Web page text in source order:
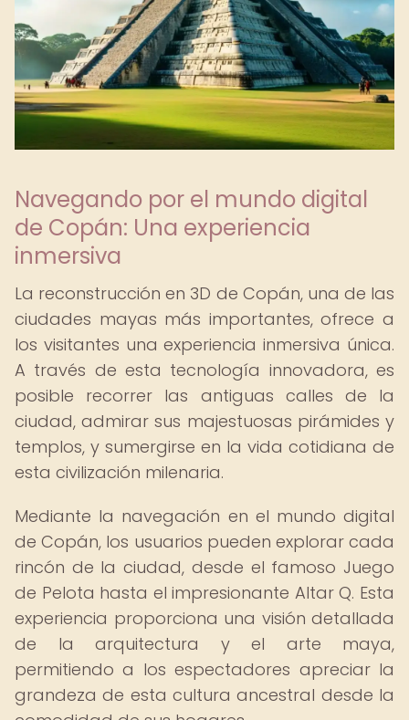
Navegando por el mundo digital
de Copán: Una experiencia
inmersiva
La reconstrucción en 3D de Copán, una de las
ciudades mayas más importantes, ofrece a
los visitantes una experiencia inmersiva única.
A través de esta tecnología innovadora, es
posible recorrer las antiguas calles de la
ciudad, admirar sus majestuosas pirámides y
templos, y sumergirse en la vida cotidiana de
esta civilización milenaria.
Mediante la navegación en el mundo digital
de Copán, los usuarios pueden explorar cada
rincón de la ciudad, desde el famoso Juego
de Pelota hasta el impresionante Altar Q. Esta
experiencia proporciona una visión detallada
de la arquitectura y el arte maya,
permitiendo a los espectadores apreciar la
grandeza de esta cultura ancestral desde la